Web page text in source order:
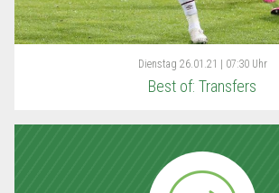
Dienstag 26.01.21 | 07:30 Uhr
Best of: Transfers